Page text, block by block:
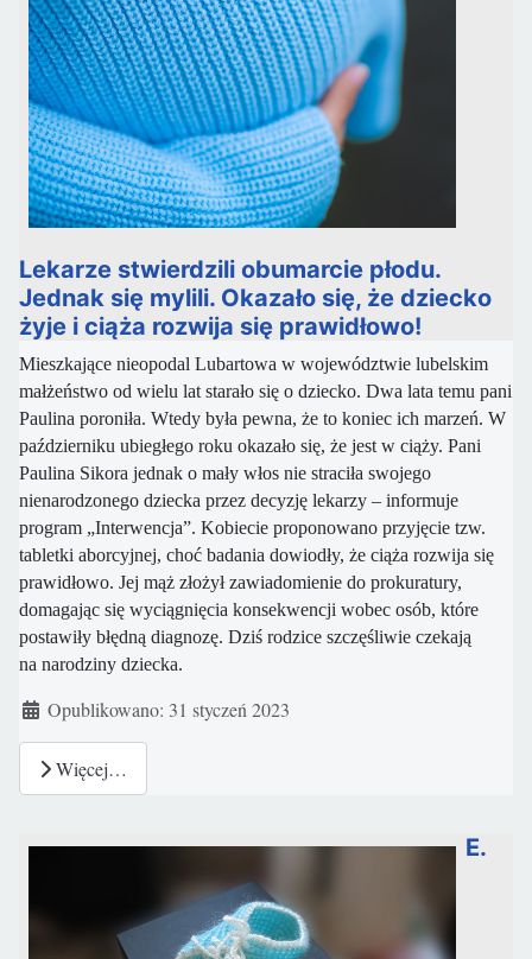
Lekarze stwierdzili obumarcie płodu.
Jednak się mylili. Okazało się, że dziecko
żyje i ciąża rozwija się prawidłowo!
Mieszkające nieopodal Lubartowa w województwie lubelskim
małżeństwo od wielu lat starało się o dziecko. Dwa lata temu pani
Paulina poroniła. Wtedy była pewna, że to koniec ich marzeń. W
październiku ubiegłego roku okazało się, że jest w ciąży. Pani
Paulina Sikora jednak o mały włos nie straciła swojego
nienarodzonego dziecka przez decyzję lekarzy – informuje
program „Interwencja”. Kobiecie proponowano przyjęcie tzw.
tabletki aborcyjnej, choć badania dowiodły, że ciąża rozwija się
prawidłowo. Jej mąż złożył zawiadomienie do prokuratury,
domagając się wyciągnięcia konsekwencji wobec osób, które
postawiły błędną diagnozę. Dziś rodzice szczęśliwie czekają
na narodziny dziecka.
Szczegóły
Opublikowano: 31 styczeń 2023
Więcej…
E.